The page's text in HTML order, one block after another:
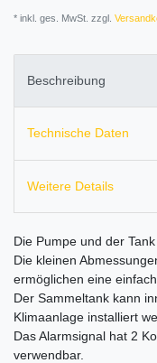
* inkl. ges. MwSt. zzgl.
Beschreibung
Technische Daten
Weitere Details
Die Pumpe und der
Die kleinen
ermöglichen eine
Der Sammeltank kann
Klimaanlage installiert
Das Alarmsignal hat 2
verwendbar.